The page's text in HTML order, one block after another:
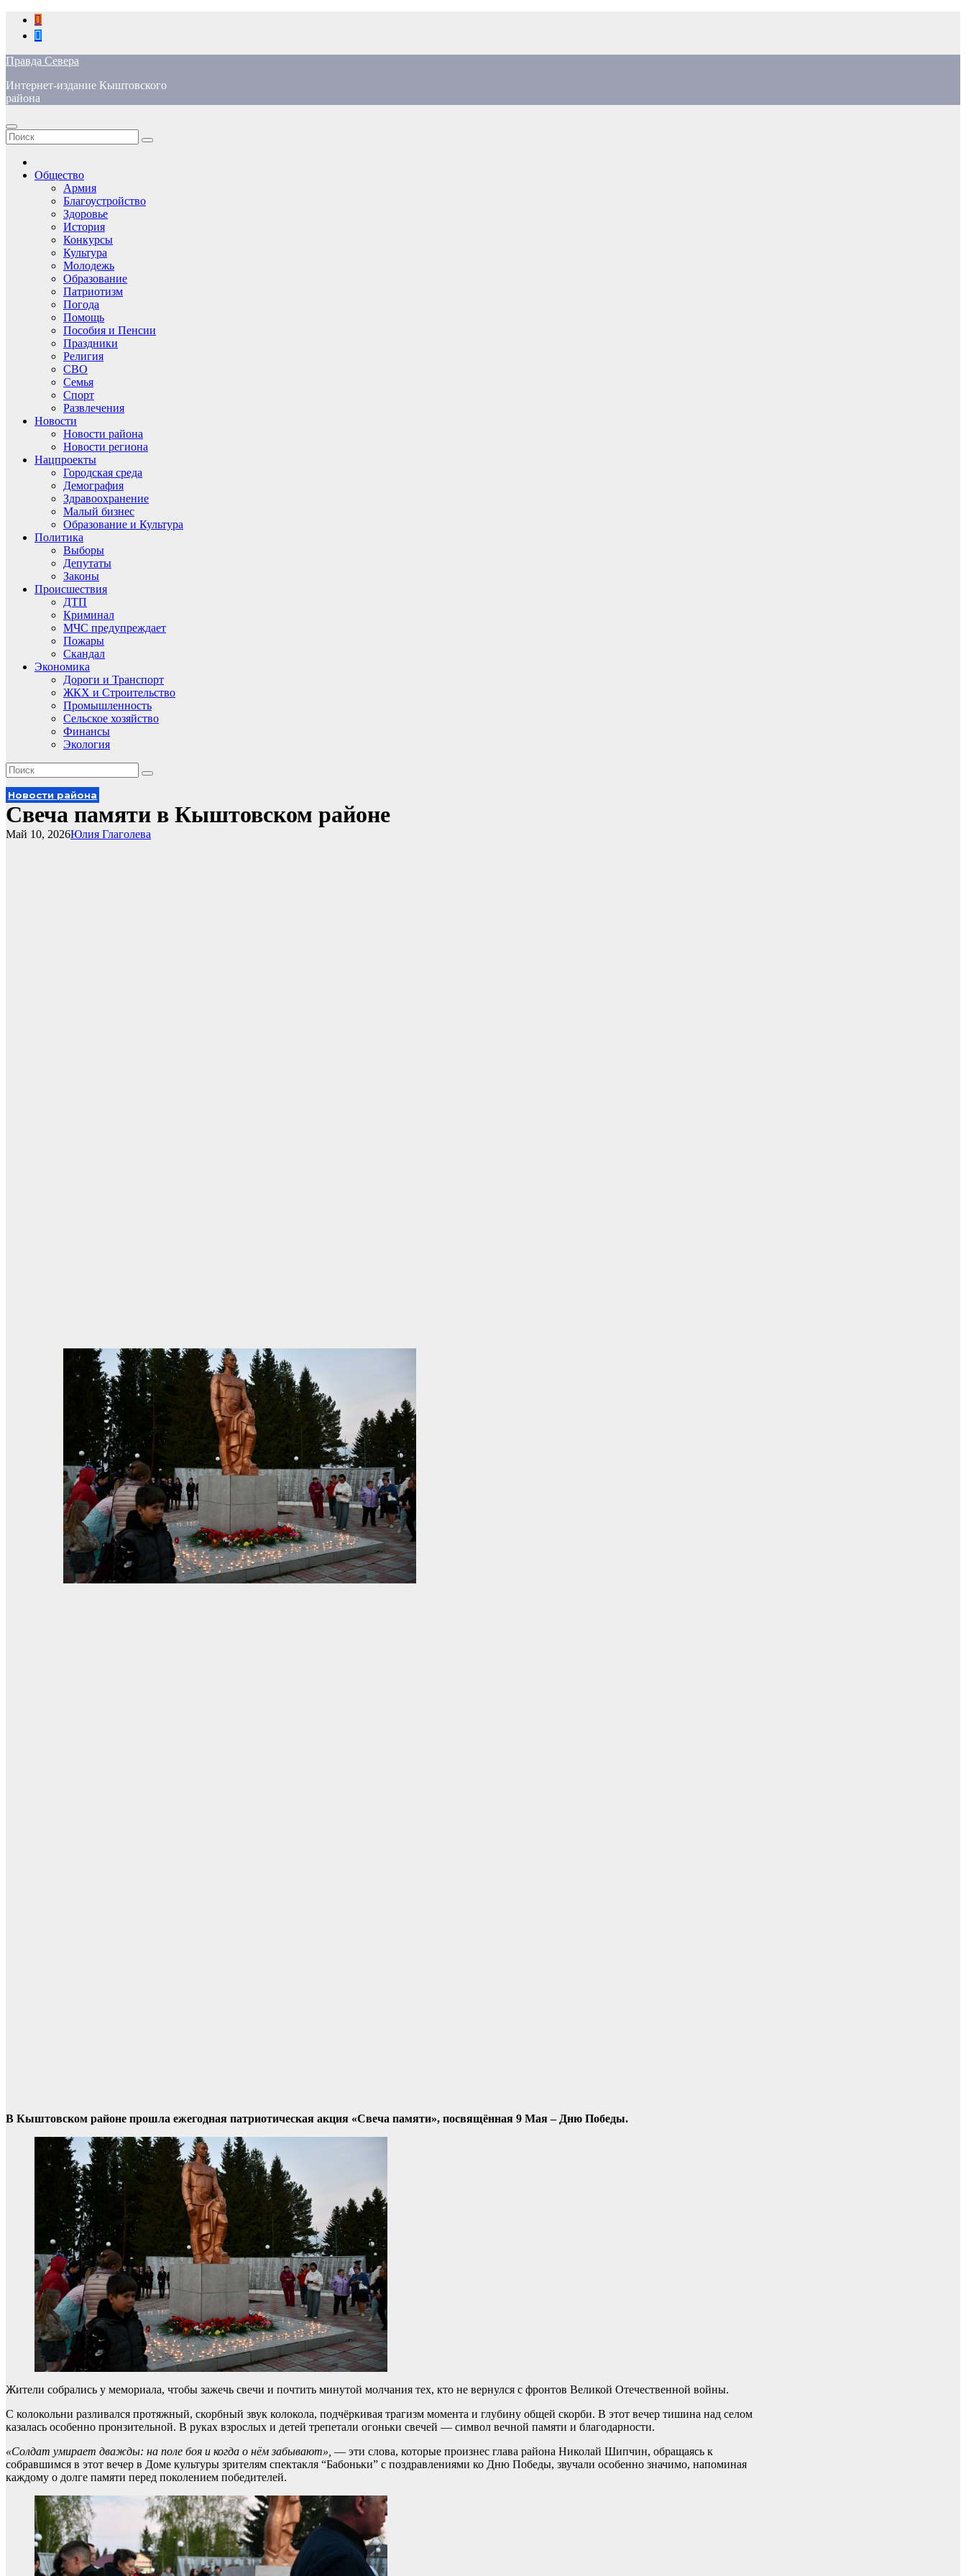
Перейти
содержимому
Правда Севера
Интернет-издание Кыштовского
района
Общество
Армия
Благоустройство
Здоровье
История
Конкурсы
Культура
Молодежь
Образование
Патриотизм
Погода
Помощь
Пособия и Пенсии
Праздники
Религия
СВО
Семья
Спорт
Развлечения
Новости
Новости района
Новости региона
Нацпроекты
Городская среда
Демография
Здравоохранение
Малый бизнес
Образование и Культура
Политика
Выборы
Депутаты
Законы
Происшествия
ДТП
Криминал
МЧС предупреждает
Пожары
Скандал
Экономика
Дороги и Транспорт
ЖКХ и Строительство
Промышленность
Сельское хозяйство
Финансы
Экология
Новости района
Свеча памяти в Кыштовском районе
Юлия Глаголева
Май 10, 2026
В Кыштовском районе прошла ежегодная патриотическая акция «Свеча памяти», посвящённая 9 Мая – Дню Победы.
Жители собрались у мемориала, чтобы зажечь свечи и почтить минутой молчания тех, кто не вернулся с фронтов Великой Отечественной войны.
С колокольни разливался протяжный, скорбный звук колокола, подчёркивая трагизм момента и глубину общей скорби. В этот вечер тишина над селом
казалась особенно пронзительной. В руках взрослых и детей трепетали огоньки свечей — символ вечной памяти и благодарности.
«Солдат умирает дважды: на поле боя и когда о нём забывают», — эти слова, которые произнес глава района Николай Шипчин, обращаясь к
собравшимся в этот вечер в Доме культуры зрителям спектакля “Бабоньки” с поздравлениями ко Дню Победы, звучали особенно значимо, напоминая
каждому о долге памяти перед поколением победителей.